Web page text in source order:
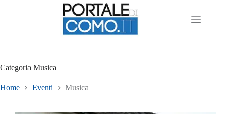
Categoria Musica
Home Eventi Musica